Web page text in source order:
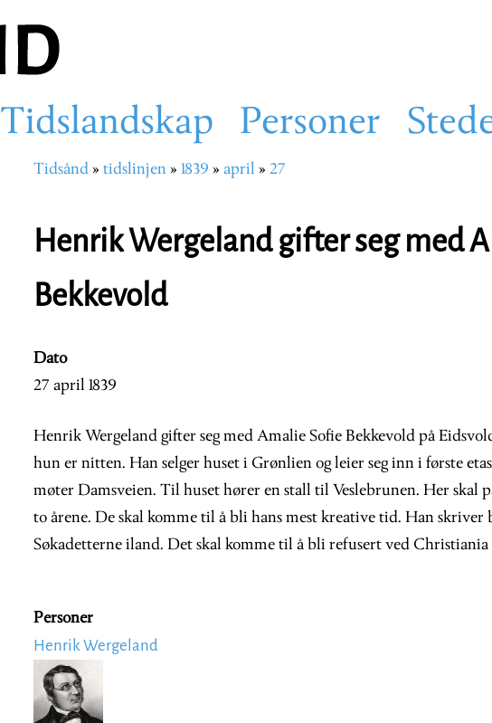
Tidslandskap Personer
Navigasjonssti
Tidsånd tidslinjen 1839 april 27
Henrik Wergeland gifter seg med
Bekkevold
Dato
27 april 1839
Henrik Wergeland gifter seg med Amalie Sofie Bekkevold på
hun er nitten. Han selger huset i Grønlien og leier seg inn i første
møter Damsveien. Til huset hører en stall til Veslebrunen. Her skal
to årene. De skal komme til å bli hans mest kreative tid. Han skriver
Søkadetterne iland. Det skal komme til å bli refusert ved Christiania
Personer
Henrik Wergeland
Image